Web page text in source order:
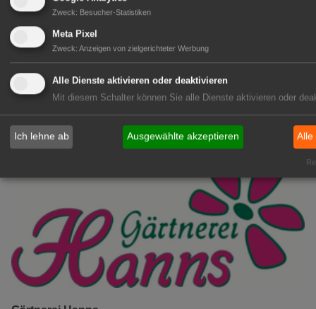
Kientzler Jungpflanzen GmbH
& Co KG
Gärtner im Zierpflanzenbau
(Geselle/Meister/Techniker)
(m/w/d)
Gensingen
zur Stellenanzeige
Zweck: Besucher-Statistiken
Meta Pixel
Zweck: Anzeigen von zielgerichteter Werbung
Alle Dienste aktivieren oder deaktivieren
Mit diesem Schalter können Sie alle Dienste aktivieren oder
Ich lehne ab Ausgewählte akzeptieren Alle